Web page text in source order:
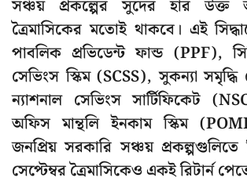
সঞ্চয় প্রকল্পের সুদের হার উক্ত
ত্রৈমাসিকের মতোই থাকবে। এই
পাবলিক প্রভিডেন্ট ফান্ড (PPF),
সেভিংস স্কিম (SCSS), সুকন্যা
ন্যাশনাল সেভিংস সার্টিফিকেট
অফিস মান্থলি ইনকাম স্কিম
জনপ্রিয় সরকারি সঞ্চয় প্রকল্পগুলিতে
সেপ্টেম্বর ত্রৈমাসিকেও একই রিটার্ন